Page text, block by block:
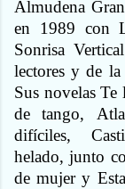
Almudena
en 1989 con
Sonrisa
lectores y de
Sus novelas Te
de tango,
difíciles,
helado, junto
de mujer y